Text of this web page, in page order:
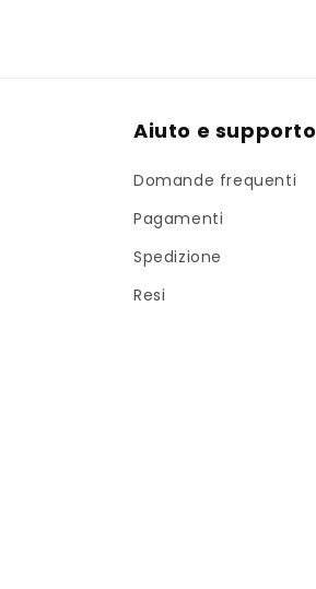
Aiuto e supporto
Domande frequenti
Pagamenti
Spedizione
Resi